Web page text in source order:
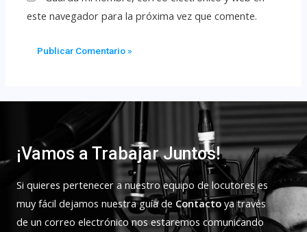
este navegador para la próxima vez que comente.
¡Vamos a Trabajar Juntos!
Si quieres pertenecer a nuestro equipo de locutores es
muy fácil dejamos nuestra guía de Contacto ya través
de un correo electrónico nos estaremos comunicando